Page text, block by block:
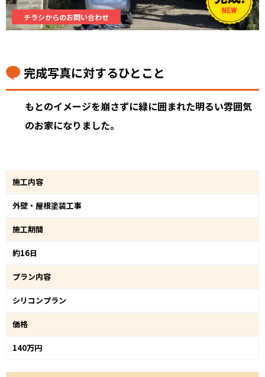
チラシからのお問い合わせ
完成写真に対するひとこと
もとのイメージを崩さずに緑に囲まれた明るい雰囲気
のお家になりました。
施工内容
外壁・屋根塗装工事
施工期間
約16日
プラン内容
シリコンプラン
価格
140万円